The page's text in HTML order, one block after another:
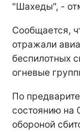
"Шахеды", -
Сообщается,
отражали
беспилотных
огневые
По
состоянию на
обороной